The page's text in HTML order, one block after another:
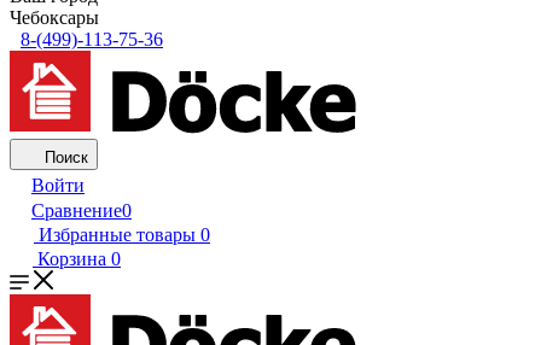
Чебоксары
8-(499)-113-75-36
Поиск
Войти
Сравнение0
Избранные товары 0
Корзина 0